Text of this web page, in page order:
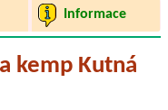
Informace
kemp Kutná